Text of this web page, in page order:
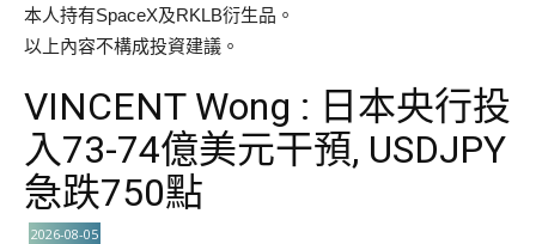
本人持有SpaceX及RKLB衍生品。
以上內容不構成投資建議。
VINCENT Wong : 日本央行投
入73-74億美元干預, USDJPY
急跌750點
2026-08-05